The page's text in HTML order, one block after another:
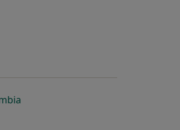
záložce
v nové záložce
se otevře v nové záložce